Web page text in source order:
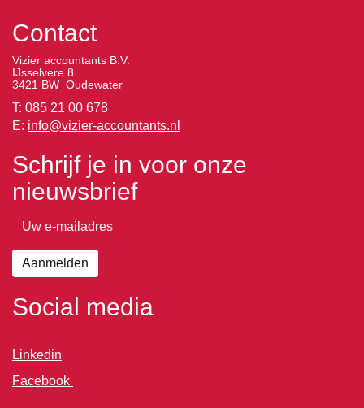
Contact
Vizier accountants B.V.
IJsselvere 8
3421 BW Oudewater
T: 085 21 00 678
E: info@vizier-accountants.nl
Schrijf je in voor onze
nieuwsbrief
Social media
Linkedin
Facebook